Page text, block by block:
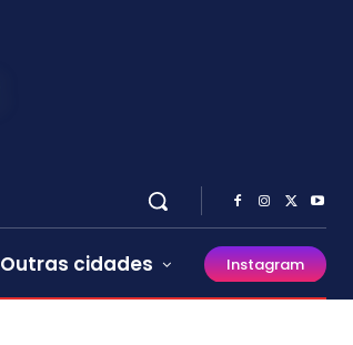
Outras cidades Instagram